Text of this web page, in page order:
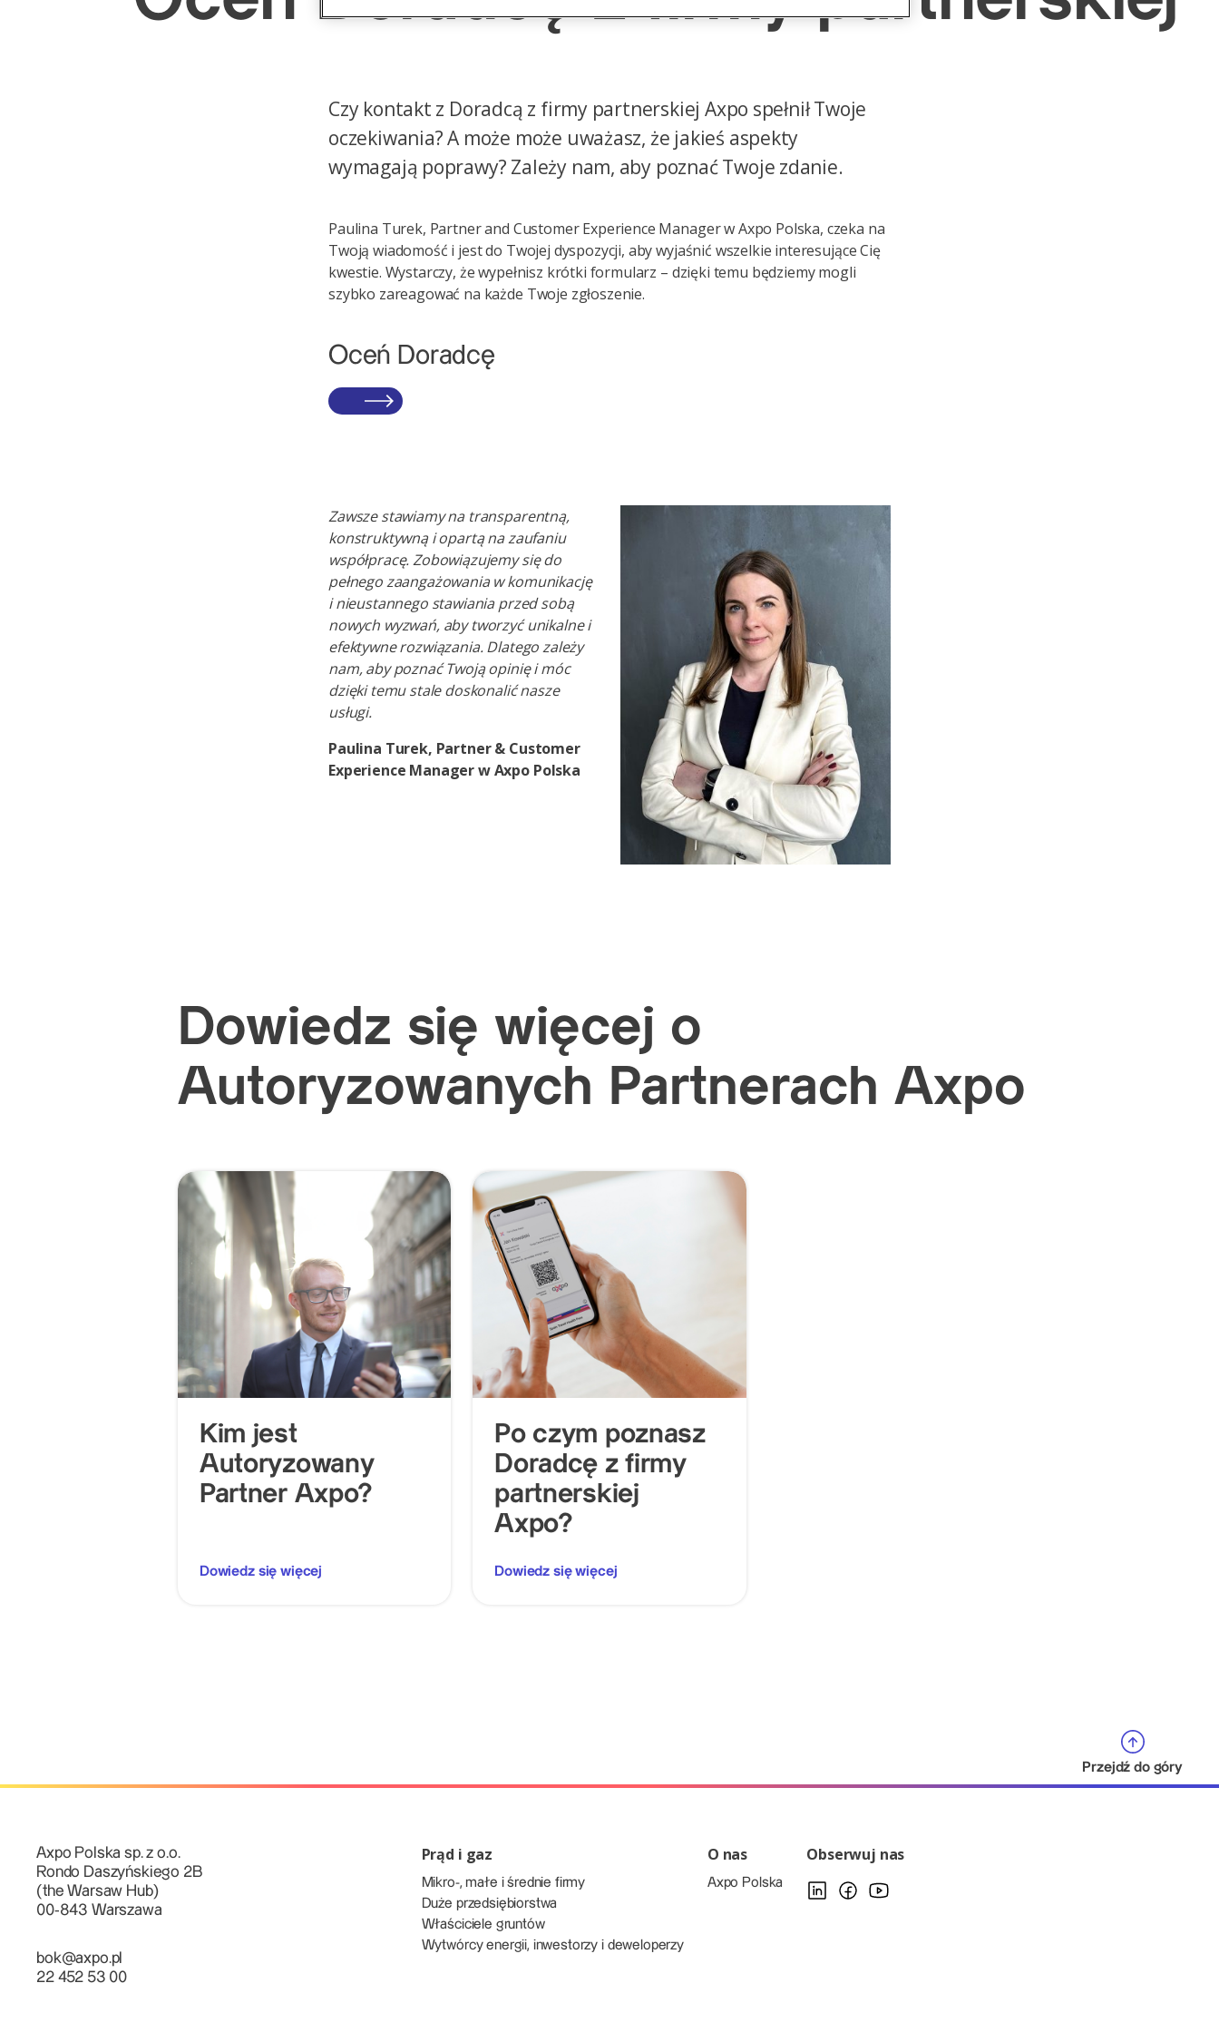
Czy kontakt z Doradcą z firmy partnerskiej Axpo spełnił Twoje
oczekiwania? A może może uważasz, że jakieś aspekty
wymagają poprawy? Zależy nam, aby poznać Twoje zdanie.
Paulina Turek, Partner and Customer Experience Manager w Axpo Polska, czeka na
Twoją wiadomość i jest do Twojej dyspozycji, aby wyjaśnić wszelkie interesujące Cię
kwestie. Wystarczy, że wypełnisz krótki formularz – dzięki temu będziemy mogli
szybko zareagować na każde Twoje zgłoszenie.
Oceń Doradcę
Zawsze stawiamy na transparentną,
konstruktywną i opartą na zaufaniu
współpracę. Zobowiązujemy się do
pełnego zaangażowania w komunikację
i nieustannego stawiania przed sobą
nowych wyzwań, aby tworzyć unikalne i
efektywne rozwiązania. Dlatego zależy
nam, aby poznać Twoją opinię i móc
dzięki temu stale doskonalić nasze
usługi.
Paulina Turek, Partner & Customer
Experience Manager w Axpo Polska
Dowiedz się więcej o
Autoryzowanych Partnerach Axpo
Kim jest
Autoryzowany
Partner Axpo?
Dowiedz się więcej
Po czym poznasz
Doradcę z firmy
partnerskiej
Axpo?
Dowiedz się więcej
Przejdź do góry
Axpo Polska sp. z o.o.
Rondo Daszyńskiego 2B
(the Warsaw Hub)
00-843 Warszawa
bok@axpo.pl
22 452 53 00
Prąd i gaz
Mikro-, małe i średnie firmy
Duże przedsiębiorstwa
Właściciele gruntów
Wytwórcy energii, inwestorzy i deweloperzy
O nas
Axpo Polska
Obserwuj nas